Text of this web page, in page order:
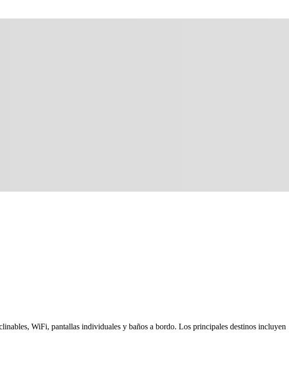
WiFi, pantallas individuales y baños a bordo. Los principales destinos incluyen